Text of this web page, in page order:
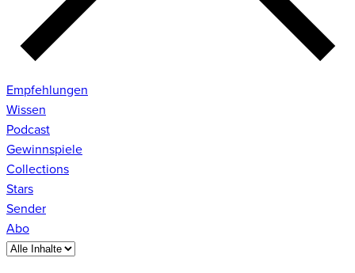
Empfehlungen
Wissen
Podcast
Gewinnspiele
Collections
Stars
Sender
Abo